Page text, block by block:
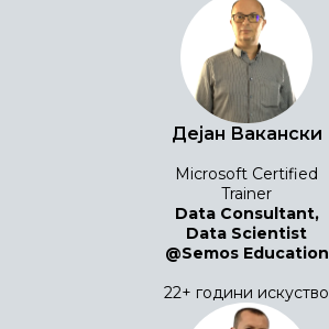
Дејан Вакански
Microsoft Certified
Trainer
Data Consultant,
Data Scientist
@Semos Education
22+ години искуство